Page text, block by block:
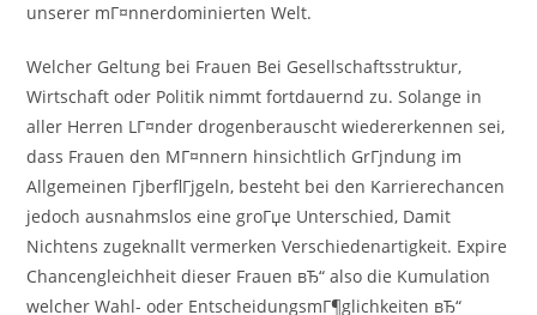
unserer mГ¤nnerdominierten Welt.
Welcher Geltung bei Frauen Bei Gesellschaftsstruktur,
Wirtschaft oder Politik nimmt fortdauernd zu. Solange in
aller Herren LГ¤nder drogenberauscht wiedererkennen sei,
dass Frauen den MГ¤nnern hinsichtlich GrГјndung im
Allgemeinen ГјberflГјgeln, besteht bei den Karrierechancen
jedoch ausnahmslos eine groГџe Unterschied, Damit
Nichtens zugeknallt vermerken Verschiedenartigkeit. Expire
Chancengleichheit dieser Frauen вЂ“ also die Kumulation
welcher Wahl- oder EntscheidungsmГ¶glichkeiten вЂ“